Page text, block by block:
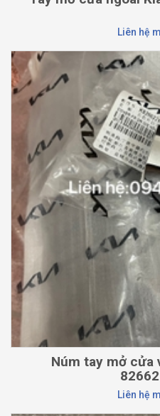
Liên hệ
Núm tay mở cửa
Liên hệ